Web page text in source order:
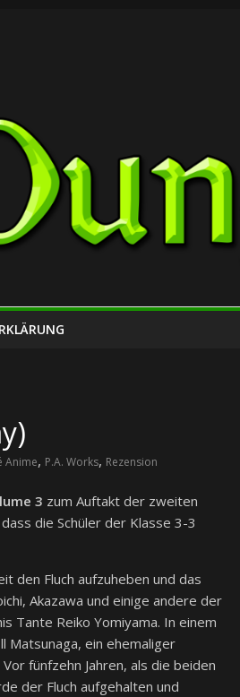
Anime, P.A. Works, Rezension
3 zum Auftakt der zweiten
die Schüler der Klasse 3-3
den Fluch aufzuheben und das
Akazawa und einige andere der
Tante Reiko Yomiyama. In einem
Matsunaga, ein ehemaliger
fünfzehn Jahren, als die beiden
der Fluch aufgehalten und